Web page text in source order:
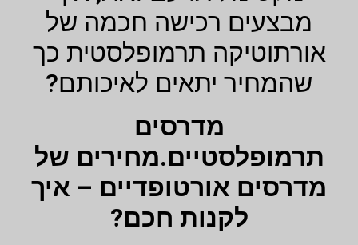
מבצעים רכישה חכמה של
אורתוטיקה תרמופלסטית כך
שהמחיר יתאים לאיכותם?
מדרסים
תרמופלסטיים.מחירים של
מדרסים אורטופדיים – איך
לקנות חכם?